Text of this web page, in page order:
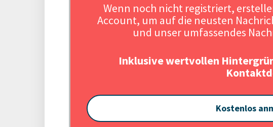
Wenn noch nicht registriert,
Account, um auf die neusten
und unser umfassendes
Inklusive wertvollen
Kostenlos